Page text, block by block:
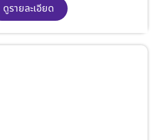
ดูรายละเอียด